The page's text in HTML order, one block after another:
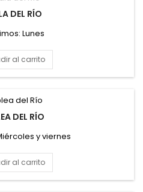
DEL RÍO
Lunes
al carrito
DEL RÍO
y viernes
al carrito